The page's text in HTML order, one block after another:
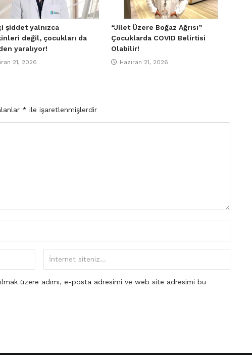
şiddet yalnızca
değil, çocukları da
yaralıyor!
21, 2026
“Jilet Üzere Boğaz Ağrısı”
Çocuklarda COVID Belirtisi
Olabilir!
Haziran 21, 2026
* ile işaretlenmişlerdir
üzere adımı, e-posta adresimi ve web site adresimi bu